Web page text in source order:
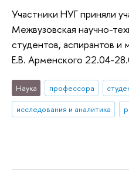
Участники НУГ приняли
Межвузовская научно-
студентов, аспирантов
Е.В. Арменского 22.04-
Наука профессора
исследования и аналитика